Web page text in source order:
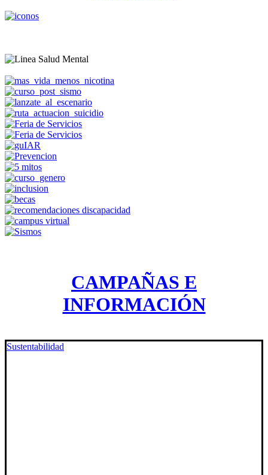
CAMPAÑAS E
INFORMACIÓN
Sustentabilidad